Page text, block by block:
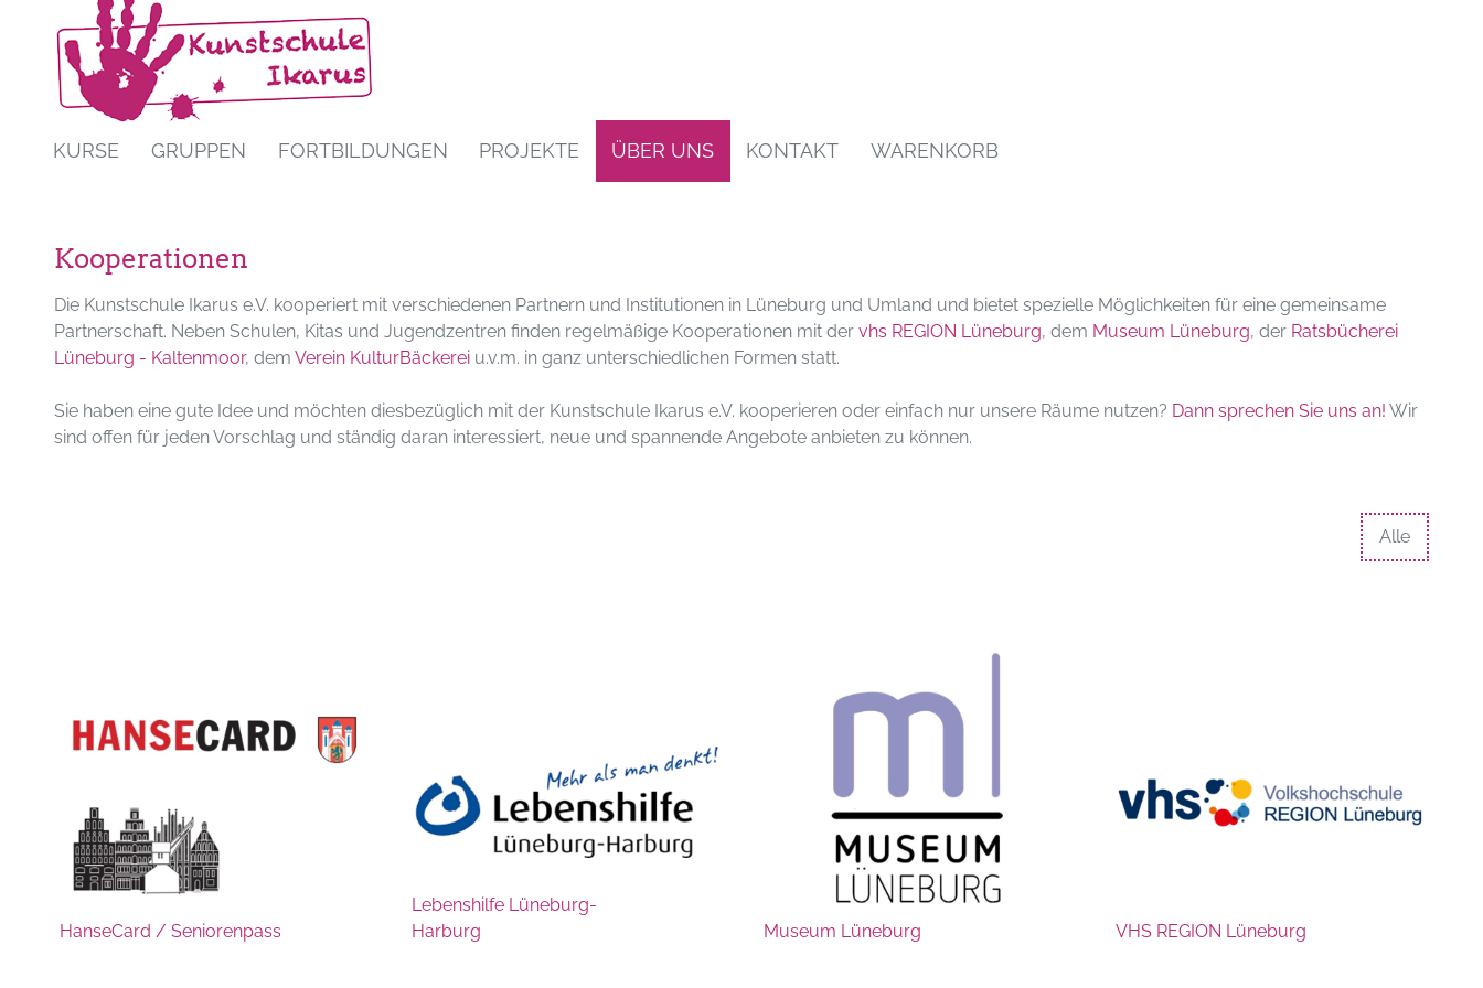
KURSE GRUPPEN FORTBILDUNGEN PROJEKTE ÜBER UNS KONTAKT WARENKORB
Kooperationen
Die Kunstschule Ikarus e.V. kooperiert mit verschiedenen Partnern und Institutionen in Lüneburg und Umland und bietet spezielle Möglichkeiten für eine gemeinsame
Partnerschaft. Neben Schulen, Kitas und Jugendzentren finden regelmäßige Kooperationen mit der vhs REGION Lüneburg, dem Museum Lüneburg, der Ratsbücherei
Lüneburg - Kaltenmoor, dem Verein KulturBäckereiu.v.m. in ganz unterschiedlichen Formen statt.
Sie haben eine gute Idee und möchten diesbezüglich mit der Kunstschule Ikarus e.V. kooperieren oder einfach nur unsere Räume nutzen? Dann sprechen Sie uns an! Wir
sind offen für jeden Vorschlag und ständig daran interessiert, neue und spannende Angebote anbieten zu können.
Alle
HanseCard / Seniorenpass
Lebenshilfe Lüneburg-
Harburg
Museum Lüneburg VHS REGION Lüneburg